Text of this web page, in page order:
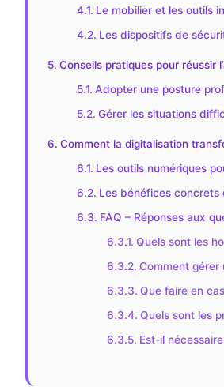
Le mobilier et les outils
Les dispositifs de
Conseils pratiques pour réussir
Adopter une posture
Gérer les situations
Comment la digitalisation
Les outils numériques
Les bénéfices concrets
FAQ – Réponses aux
Quels sont les
Comment gérer
Que faire en
Quels sont les
Est-il